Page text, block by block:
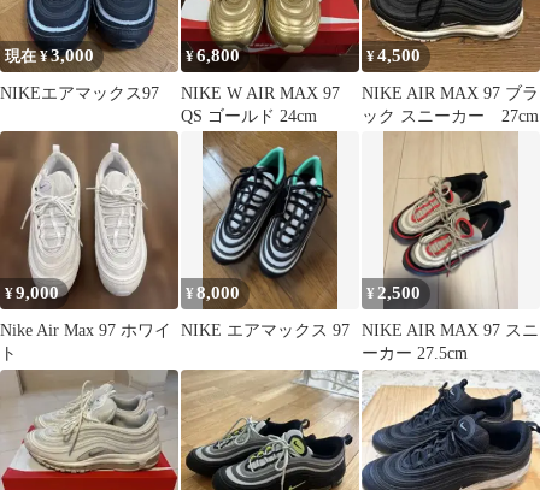
現在 ¥3,000
NIKEエアマックス97
¥6,800
NIKE W AIR MAX 97
QS ゴールド 24cm
¥4,500
NIKE AIR MAX 97 ブラ
ック スニーカー 27cm
¥9,000
Nike Air Max 97 ホワイ
ト
¥8,000
NIKE エアマックス 97
¥2,500
NIKE AIR MAX 97 スニ
ーカー 27.5cm